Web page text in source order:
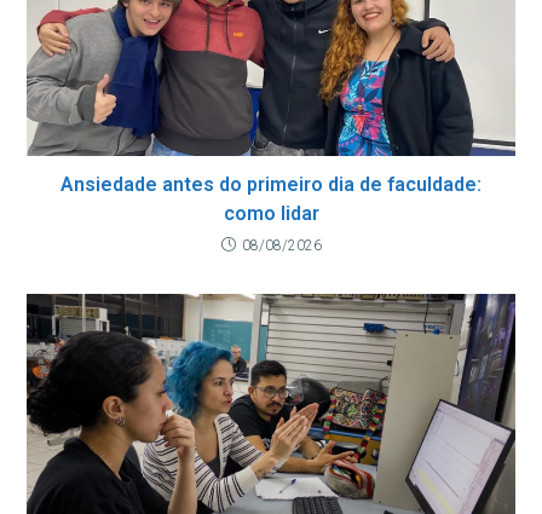
Ansiedade antes do primeiro dia de faculdade:
como lidar
08/08/2026